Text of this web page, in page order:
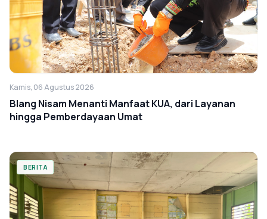
Kamis, 06 Agustus 2026
Blang Nisam Menanti Manfaat KUA, dari Layanan
hingga Pemberdayaan Umat
BERITA